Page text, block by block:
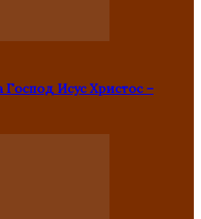
Господ Исус Христос –